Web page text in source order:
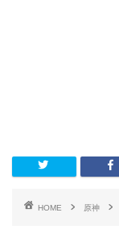
HOME 原神